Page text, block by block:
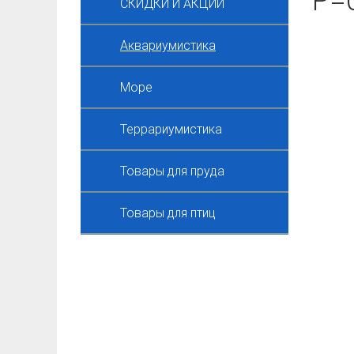
СКИДКИ И АКЦИИ
Аквариумистика
Море
Террариумистика
Товары для пруда
Товары для птиц